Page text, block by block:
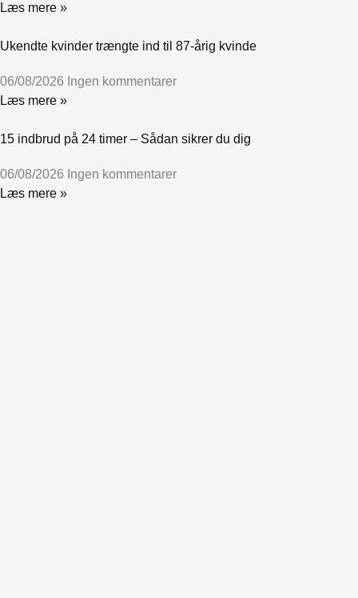
Læs mere »
Ukendte kvinder trængte ind til 87-årig kvinde
06/08/2026 Ingen kommentarer
Læs mere »
15 indbrud på 24 timer – Sådan sikrer du dig
06/08/2026 Ingen kommentarer
Læs mere »